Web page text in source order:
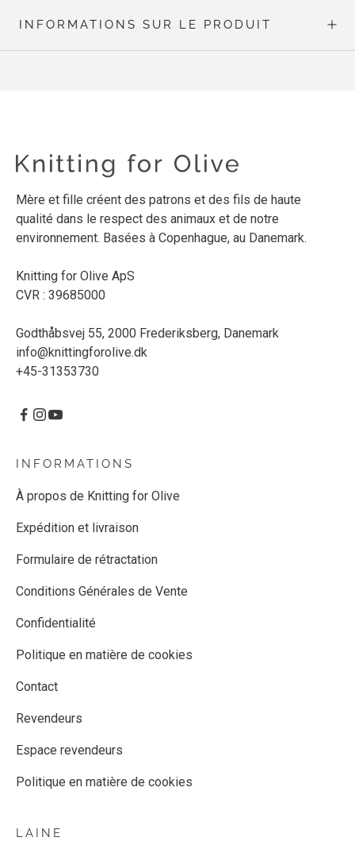
INFORMATIONS SUR LE PRODUIT
Mère et fille créent des patrons et des fils de haute
qualité dans le respect des animaux et de notre
environnement. Basées à Copenhague, au Danemark.
Knitting for Olive ApS
CVR : 39685000
Godthåbsvej 55, 2000 Frederiksberg, Danemark
info@knittingforolive.dk
+45-31353730
INFORMATIONS
À propos de Knitting for Olive
Expédition et livraison
Formulaire de rétractation
Conditions Générales de Vente
Confidentialité
Politique en matière de cookies
Contact
Revendeurs
Espace revendeurs
Politique en matière de cookies
LAINE